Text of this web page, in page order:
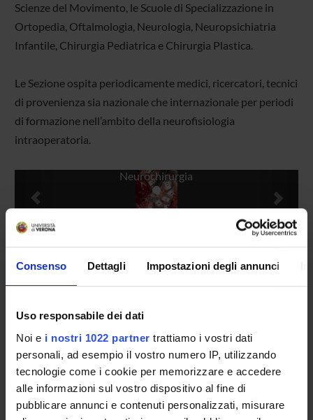
Consenso Dettagli Impostazioni degli annunci
Uso responsabile dei dati
Noi e i nostri 1022 partner trattiamo i vostri dati
personali, ad esempio il vostro numero IP, utilizzando
tecnologie come i cookie per memorizzare e accedere
alle informazioni sul vostro dispositivo al fine di
pubblicare annunci e contenuti personalizzati, misurare
Scienze del Movimento, le Scuole di Specializzazione in
Ortopedia, Oftalmologia, Neurologia, Neuropsichiatria
Infantile, Chirurgia Pediatrica e Chirurgia Plastica.
Le Sezione ospita periodicamente medici, ricercatori, tecnici
di provenienza sia nazionale che internazionale per periodi
di formazione nell’ambito della neurofisiologia
intraoperatoria.
Neurochirurgia
Documents
Pubblicazioni scelte (pdf, it, 11 KB, 08/09/09)
Members Projects